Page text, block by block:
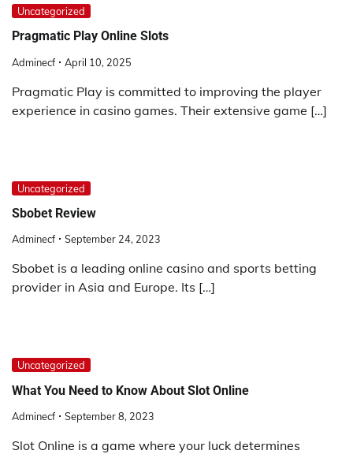
Uncategorized
Pragmatic Play Online Slots
Adminecf April 10, 2025
Pragmatic Play is committed to improving the player
experience in casino games. Their extensive game […]
Uncategorized
Sbobet Review
Adminecf September 24, 2023
Sbobet is a leading online casino and sports betting
provider in Asia and Europe. Its […]
Uncategorized
What You Need to Know About Slot Online
Adminecf September 8, 2023
Slot Online is a game where your luck determines